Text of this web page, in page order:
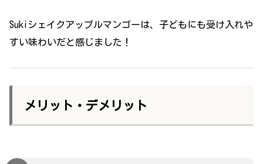
Sukiシェイクアップルマンゴーは、子どもにも受け入れや
すい味わいだと感じました！
メリット・デメリット